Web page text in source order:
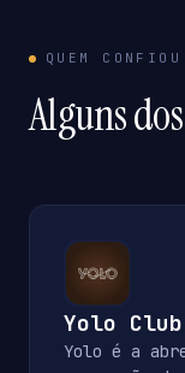
QUEM CONFIOU
Alguns
Yolo Club
Yolo é a